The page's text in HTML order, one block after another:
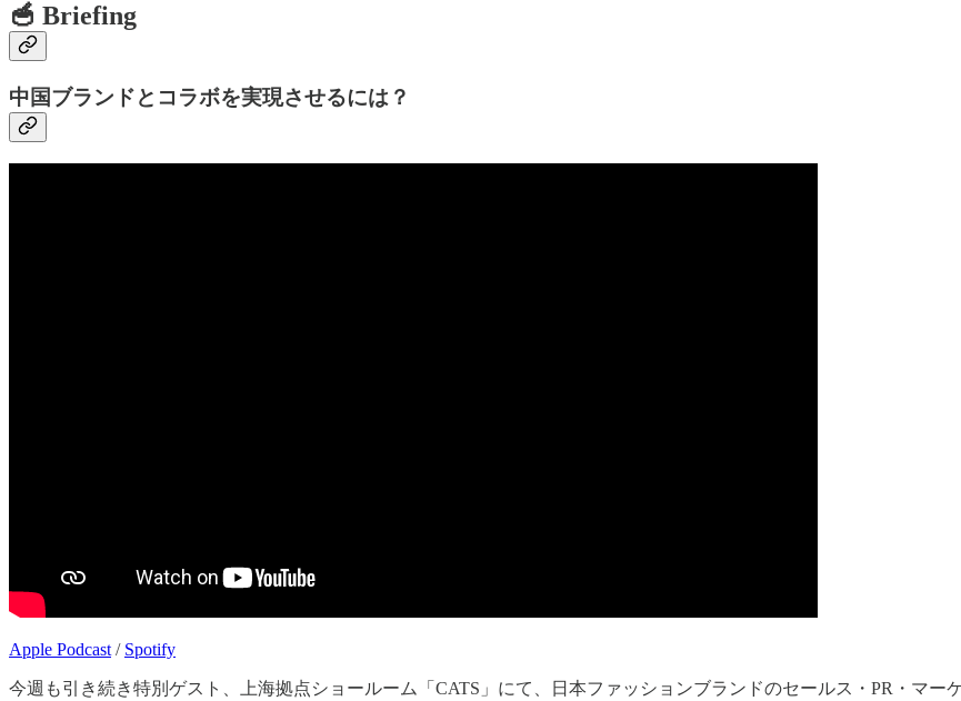
🥣 Briefing
中国ブランドとコラボを実現させるには？
Apple Podcast / Spotify
今週も引き続き特別ゲスト、上海拠点ショールーム「CATS」にて、日本ファッションブランドのセールス・PR・マ